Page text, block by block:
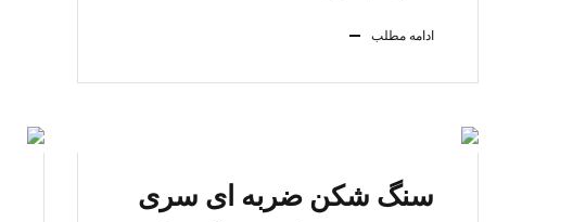
ادامه مطلب
سنگ شکن ضربه ای سری